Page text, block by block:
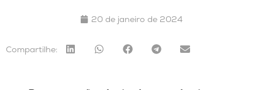
20 de janeiro de 2024
Compartilhe: